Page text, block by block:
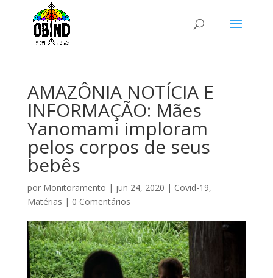
AMAZÔNIA NOTÍCIA E
INFORMAÇÃO: Mães
Yanomami imploram
pelos corpos de seus
bebês
por Monitoramento | jun 24, 2020 | Covid-19,
Matérias | 0 Comentários